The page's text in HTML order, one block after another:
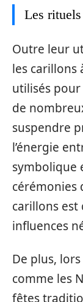
Les
Outre leur
les carillons
utilisés
de
suspendre
l’énergie
symbolique
cérémonies
carillons est
influences
De plus,
comme les
fêtes